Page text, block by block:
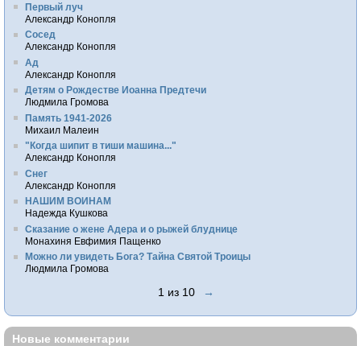
Первый луч
Александр Конопля
Сосед
Александр Конопля
Ад
Александр Конопля
Детям о Рождестве Иоанна Предтечи
Людмила Громова
Память 1941-2026
Михаил Малеин
"Когда шипит в тиши машина..."
Александр Конопля
Снег
Александр Конопля
НАШИМ ВОИНАМ
Надежда Кушкова
Сказание о жене Адера и о рыжей блуднице
Монахиня Евфимия Пащенко
Можно ли увидеть Бога? Тайна Святой Троицы
Людмила Громова
1 из 10 →
Новые комментарии